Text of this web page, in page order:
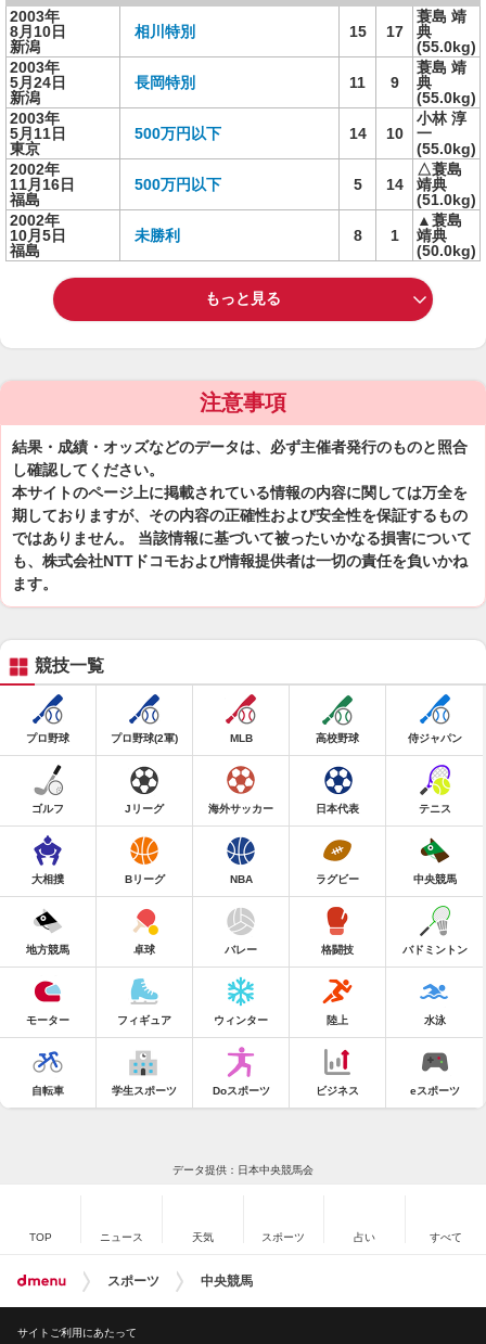
2003年
8月10日
新潟
相川特別 15 17
蓑島 靖
典
(55.0kg)
2003年
5月24日
新潟
長岡特別 11 9
蓑島 靖
典
(55.0kg)
2003年
5月11日
東京
500万円以下 14 10
小林 淳
一
(55.0kg)
2002年
11月16日
福島
500万円以下 5 14
△蓑島
靖典
(51.0kg)
2002年
10月5日
福島
未勝利 8 1
▲蓑島
靖典
(50.0kg)
もっと見る
注意事項
結果・成績・オッズなどのデータは、必ず主催者発行のものと照合
し確認してください。
本サイトのページ上に掲載されている情報の内容に関しては万全を
期しておりますが、その内容の正確性および安全性を保証するもの
ではありません。 当該情報に基づいて被ったいかなる損害について
も、株式会社NTTドコモおよび情報提供者は一切の責任を負いかね
ます。
競技一覧
プロ野球 プロ野球(2軍) MLB 高校野球 侍ジャパン
ゴルフ Jリーグ 海外サッカー 日本代表 テニス
大相撲 Bリーグ NBA ラグビー 中央競馬
地方競馬 卓球 バレー 格闘技 バドミントン
モーター フィギュア ウィンター 陸上 水泳
自転車 学生スポーツ Doスポーツ ビジネス eスポーツ
データ提供：日本中央競馬会
TOP ニュース 天気 スポーツ 占い すべて
スポーツ 中央競馬
サイトご利用にあたって